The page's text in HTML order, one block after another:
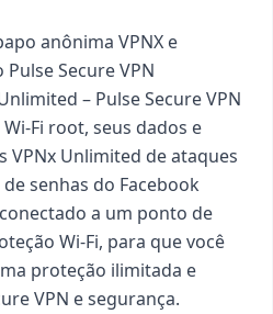
anônima VPNX e
Secure VPN
– Pulse Secure VPN
Fi root, seus dados e
VPNx Unlimited de ataques
senhas do Facebook
a um ponto de
Wi-Fi, para que você
proteção ilimitada e
VPN e segurança.